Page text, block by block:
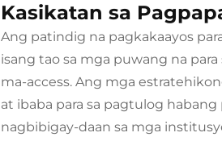
Kasikatan sa
Ang patindig na pagkakaayos
isang tao sa mga puwang na
ma-access. Ang mga
at ibaba para sa pagtulog
nagbibigay-daan sa mga